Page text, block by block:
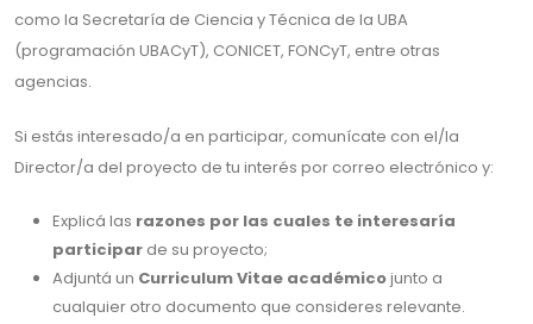
como la Secretaría de Ciencia y Técnica de la UBA
(programación UBACyT), CONICET, FONCyT, entre otras
agencias.
Si estás interesado/a en participar, comunícate con el/la
Director/a del proyecto de tu interés por correo electrónico y:
Explicá las razones por las cuales te interesaría
participar de su proyecto;
Adjuntá un Curriculum Vitae académicojunto a
cualquier otro documento que consideres relevante.